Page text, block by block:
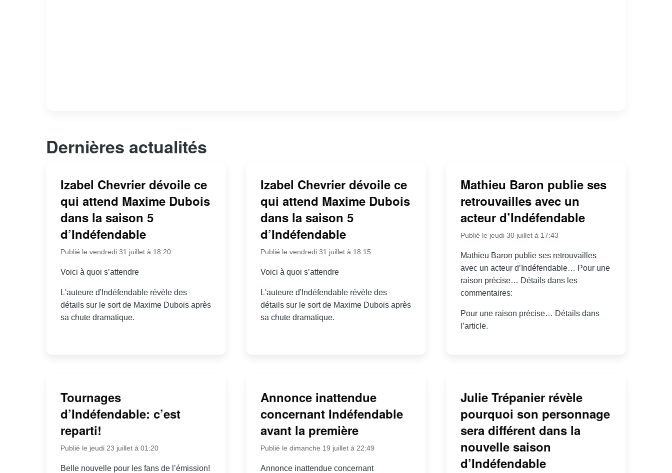
Dernières actualités
Izabel Chevrier dévoile ce
qui attend Maxime Dubois
dans la saison 5
d’Indéfendable
Publié le vendredi 31 juillet à 18:20
Voici à quoi s’attendre
L'auteure d'Indéfendable révèle des
détails sur le sort de Maxime Dubois après
sa chute dramatique.
Izabel Chevrier dévoile ce
qui attend Maxime Dubois
dans la saison 5
d’Indéfendable
Publié le vendredi 31 juillet à 18:15
Voici à quoi s’attendre
L'auteure d'Indéfendable révèle des
détails sur le sort de Maxime Dubois après
sa chute dramatique.
Mathieu Baron publie ses
retrouvailles avec un
acteur d’Indéfendable
Publié le jeudi 30 juillet à 17:43
Mathieu Baron publie ses retrouvailles
avec un acteur d’Indéfendable… Pour une
raison précise… Détails dans les
commentaires:
Pour une raison précise… Détails dans
l’article.
Tournages
d’Indéfendable: c’est
reparti!
Publié le jeudi 23 juillet à 01:20
Belle nouvelle pour les fans de l’émission!
Annonce inattendue
concernant Indéfendable
avant la première
Publié le dimanche 19 juillet à 22:49
Annonce inattendue concernant
Julie Trépanier révèle
pourquoi son personnage
sera différent dans la
nouvelle saison
d’Indéfendable